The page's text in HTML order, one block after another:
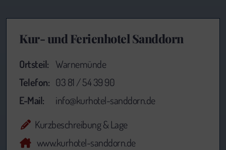
Kur- und Ferienhotel Sanddorn
Ortsteil: Warnemünde
Telefon: 03 81 / 54 39 90
E-Mail:
info@kurhotel-sanddorn.de
Kurzbeschreibung & Lage
www.kurhotel-sanddorn.de